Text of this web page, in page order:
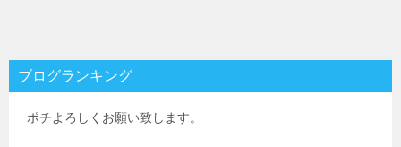
ブログランキング
ポチよろしくお願い致します。